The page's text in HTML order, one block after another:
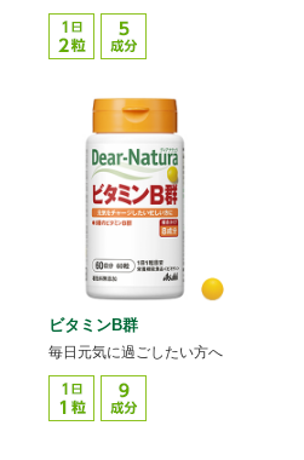
ビタミンB群
毎日元気に過ごしたい方へ